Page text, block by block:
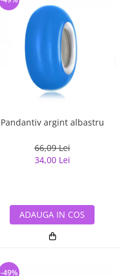
Pandantiv argint albastru
66,09 Lei
34,00 Lei
ADAUGA IN COS
-49%